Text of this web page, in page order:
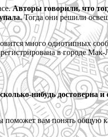
Авторы говорили, что
Тогда они решили
много однотипных
в городе
нибудь достоверна
поможет вам понять общую